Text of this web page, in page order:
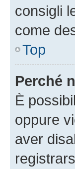
consigli
come
Top
Perché
È
oppure
aver